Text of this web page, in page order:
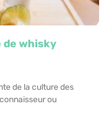
de whisky
de la culture des
ou